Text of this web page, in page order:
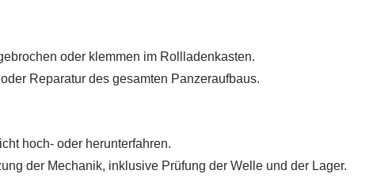
oder klemmen im Rollladenkasten.
Reparatur des gesamten Panzeraufbaus.
hoch- oder herunterfahren.
der Mechanik, inklusive Prüfung der Welle und der Lager.